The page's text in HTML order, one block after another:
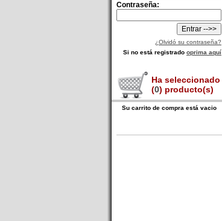
Contraseña:
¿Olvidó su contraseña?
Si no está registrado oprima aquí
Ha seleccionado
(0) producto(s)
Su carrito de compra está vacio